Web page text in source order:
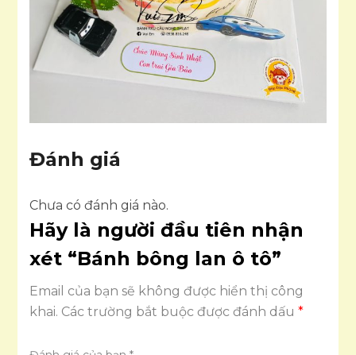
Đánh giá
Chưa có đánh giá nào.
Hãy là người đầu tiên nhận
xét “Bánh bông lan ô tô”
Email của bạn sẽ không được hiển thị công
khai. Các trường bắt buộc được đánh dấu*